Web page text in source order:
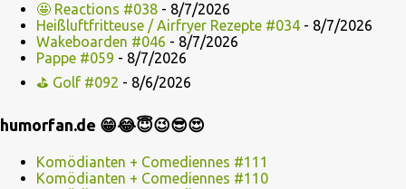
🤩 Reactions #038 - 8/7/2026
Heißluftfritteuse / Airfryer Rezepte #034 - 8/7/2026
Wakeboarden #046 - 8/7/2026
Pappe #059 - 8/7/2026
⛳ Golf #092 - 8/6/2026
humorfan.de 😁😂😇😉😎😍
Komödianten + Comediennes #111
Komödianten + Comediennes #110